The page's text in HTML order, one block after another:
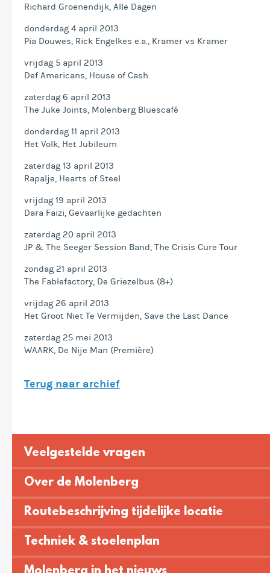
Richard Groenendijk, Alle Dagen
donderdag 4 april 2013
Pia Douwes, Rick Engelkes e.a., Kramer vs Kramer
vrijdag 5 april 2013
Def Americans, House of Cash
zaterdag 6 april 2013
The Juke Joints, Molenberg Bluescafé
donderdag 11 april 2013
Het Volk, Het Jubileum
zaterdag 13 april 2013
Rapalje, Hearts of Steel
vrijdag 19 april 2013
Dara Faizi, Gevaarlijke gedachten
zaterdag 20 april 2013
JP & The Seeger Session Band, The Crisis Cure Tour
zondag 21 april 2013
The Fablefactory, De Griezelbus (8+)
vrijdag 26 april 2013
Het Groot Niet Te Vermijden, Save the Last Dance
zaterdag 25 mei 2013
WAARK, De Nije Man (Première)
Terug naar archief
Veelgestelde vragen
Over de Molenberg
Routebeschrijving tijdelijke locatie
Techniek & stoelenplan